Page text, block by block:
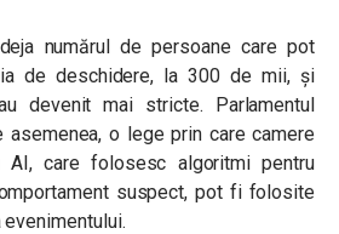
numărul de persoane care pot
de deschidere, la 300 de mii, și
devenit mai stricte. Parlamentul
asemenea, o lege prin care camere
AI, care folosesc algoritmi pentru
suspect, pot fi folosite